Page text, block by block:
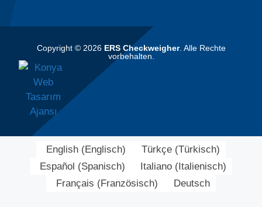
Copyright © 2026 ERS Checkweigher. Alle Rechte
vorbehalten.
English (Englisch) Türkçe(Türkisch)
Español (Spanisch) Italiano (Italienisch)
Français (Französisch) Deutsch